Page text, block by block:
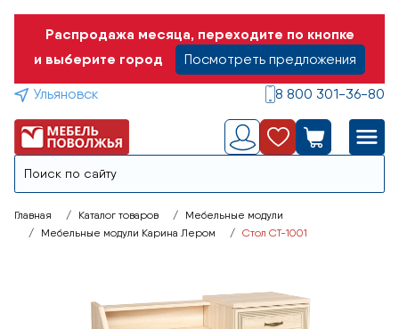
Распродажа месяца, переходите по кнопке
и выберите город
Посмотреть предложения
Ульяновск 8 800 301-36-80
Главная Каталог товаров
Мебельные модули
Мебельные модули Карина Лером
Стол СТ-1001